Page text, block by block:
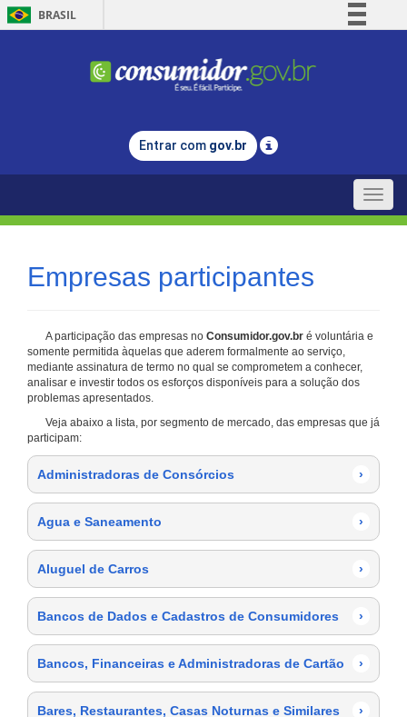
BRASIL
Comunica BR
Legislação
Entrar com gov.br
Toggle
Empresas participantes
A participação das empresas no Consumidor.gov.br é voluntária e
somente permitida àquelas que aderem formalmente ao serviço,
mediante assinatura de termo no qual se comprometem a conhecer,
analisar e investir todos os esforços disponíveis para a solução dos
problemas apresentados.
Veja abaixo a lista, por segmento de mercado, das empresas que já
participam:
Administradoras de Consórcios ›
Agua e Saneamento ›
Aluguel de Carros ›
Bancos de Dados e Cadastros de Consumidores ›
Bancos, Financeiras e Administradoras de Cartão ›
Bares, Restaurantes, Casas Noturnas e Similares ›